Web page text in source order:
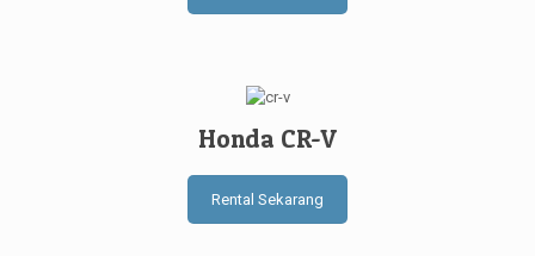
Honda CR-V
Rental Sekarang